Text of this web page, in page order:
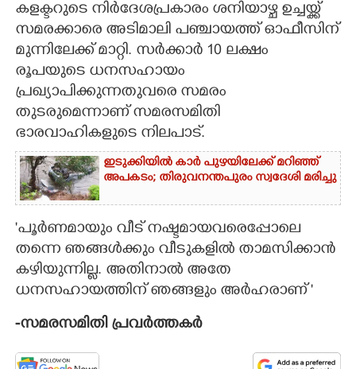
കളക്ടറുടെ നിർദേശപ്രകാരം ശനിയാഴ്ച ഉച്ചയ്ക്ക്
സമരക്കാരെ അടിമാലി പഞ്ചായത്ത് ഓഫീസിന്
മുന്നിലേക്ക് മാറ്റി. സർക്കാർ 10 ലക്ഷം
രൂപയുടെ ധനസഹായം
പ്രഖ്യാപിക്കുന്നതുവരെ സമരം
തുടരുമെന്നാണ് സമരസമിതി
ഭാരവാഹികളുടെ നിലപാട്.
ഇടുക്കിയിൽ കാർ പുഴയിലേക്ക് മറിഞ്ഞ്
അപകടം; തിരുവനന്തപുരം സ്വദേശി മരിച്ചു
'പൂർണമായും വീട് നഷ്ടമായവരെപ്പോലെ
തന്നെ ഞങ്ങൾക്കും വീടുകളിൽ താമസിക്കാൻ
കഴിയുന്നില്ല. അതിനാൽ അതേ
ധനസഹായത്തിന് ഞങ്ങളും അർഹരാണ് "
-സമരസമിതി പ്രവർത്തകർ